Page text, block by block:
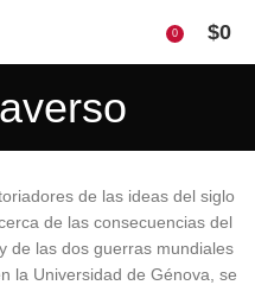
0 $0
de las ideas del siglo
de las consecuencias del
de las dos guerras mundiales
la Universidad de Génova, se